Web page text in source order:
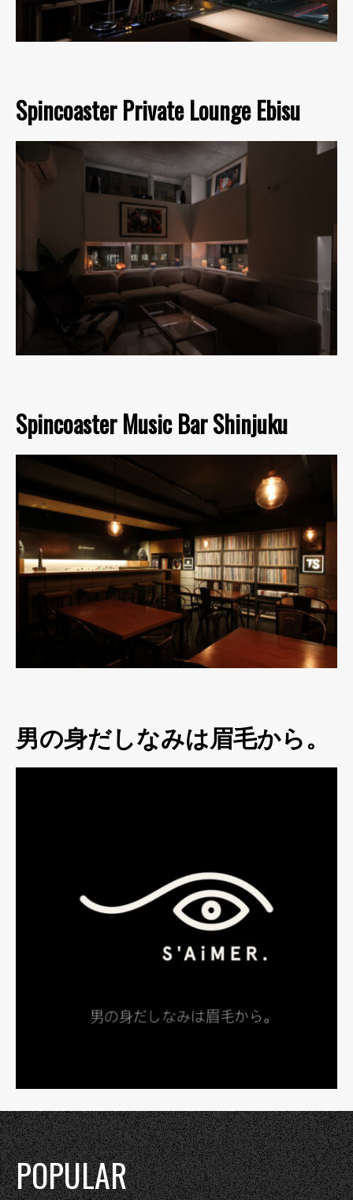
Spincoaster Private Lounge Ebisu
Spincoaster Music Bar Shinjuku
男の身だしなみは眉毛から。
POPULAR